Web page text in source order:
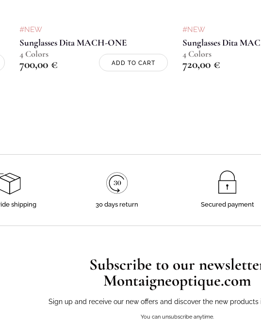
#NEW
Sunglasses Dita MACH-ONE
4 Colors
700,00 € ADD TO CART
#NEW
Sunglasses Dita
4 Colors
720,00 €
shipping 30 days return Secured payment
Subscribe to our
Montaigneoptique.com
Sign up and receive our new offers and discover the new products
You can unsubscribe anytime.